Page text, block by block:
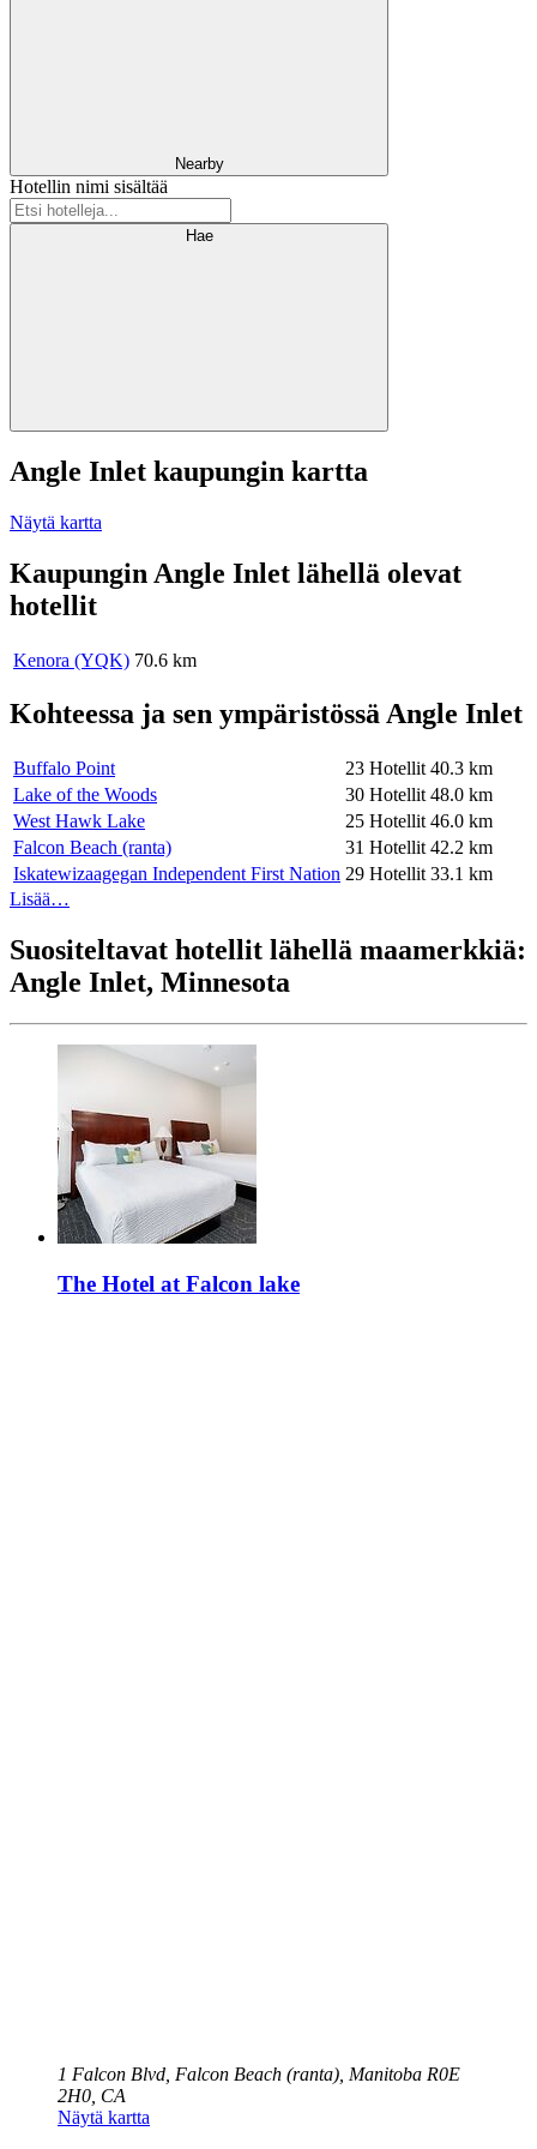
Nearby
Hotellin nimi sisältää
Hae
Angle Inlet kaupungin kartta
Näytä kartta
Kaupungin Angle Inlet lähellä olevat
hotellit
Kenora (YQK) 70.6 km
Kohteessa ja sen ympäristössä Angle Inlet
Buffalo Point 23 Hotellit 40.3 km
Lake of the Woods
30 Hotellit 48.0 km
West Hawk Lake
25 Hotellit 46.0 km
Falcon Beach (ranta)
31 Hotellit 42.2 km
Iskatewizaagegan Independent First Nation 29 Hotellit 33.1 km
Lisää…
Suositeltavat hotellit lähellä maamerkkiä:
Angle Inlet, Minnesota
The Hotel at Falcon lake
1 Falcon Blvd, Falcon Beach (ranta), Manitoba R0E
2H0, CA
Näytä kartta